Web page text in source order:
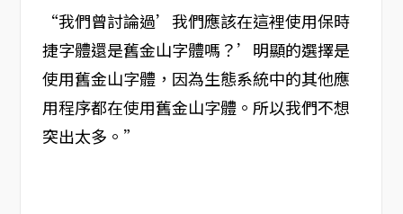
“我們曾討論過’我們應該在這裡使用保時
捷字體還是舊金山字體嗎？’明顯的選擇是
使用舊金山字體，因為生態系統中的其他應
用程序都在使用舊金山字體。所以我們不想
突出太多。”